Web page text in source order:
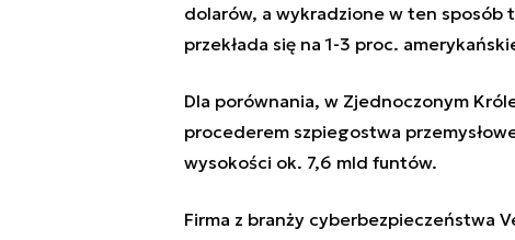
dolarów, a wykradzione w ten sposób
przekłada się na 1-3 proc.
Dla porównania, w Zjednoczonym
procederem szpiegostwa
wysokości ok. 7,6 mld funtów.
Firma z branży cyberbezpieczeństwa